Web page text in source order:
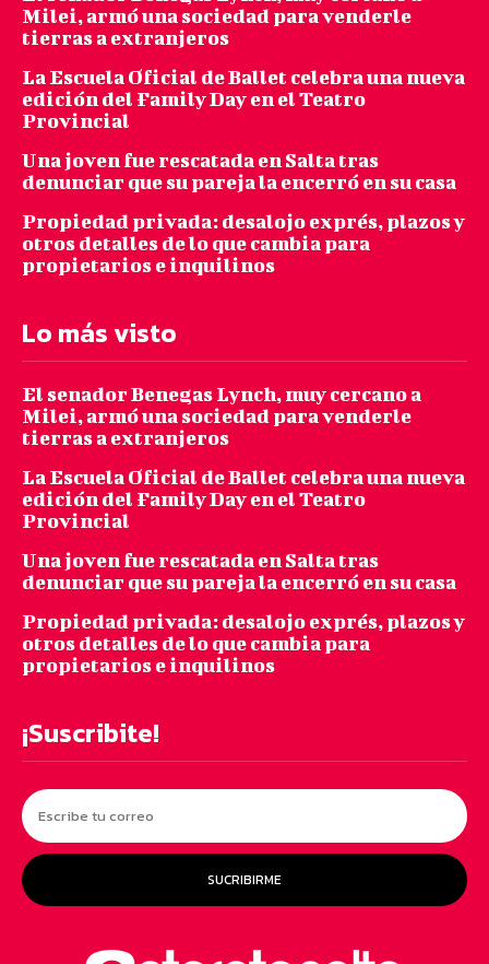
Milei, armó una sociedad para venderle
tierras a extranjeros
La Escuela Oficial de Ballet celebra una nueva
edición del Family Day en el Teatro
Provincial
Una joven fue rescatada en Salta tras
denunciar que su pareja la encerró en su casa
Propiedad privada: desalojo exprés, plazos y
otros detalles de lo que cambia para
propietarios e inquilinos
Lo más visto
El senador Benegas Lynch, muy cercano a
Milei, armó una sociedad para venderle
tierras a extranjeros
La Escuela Oficial de Ballet celebra una nueva
edición del Family Day en el Teatro
Provincial
Una joven fue rescatada en Salta tras
denunciar que su pareja la encerró en su casa
Propiedad privada: desalojo exprés, plazos y
otros detalles de lo que cambia para
propietarios e inquilinos
¡Suscribite!
SUCRIBIRME